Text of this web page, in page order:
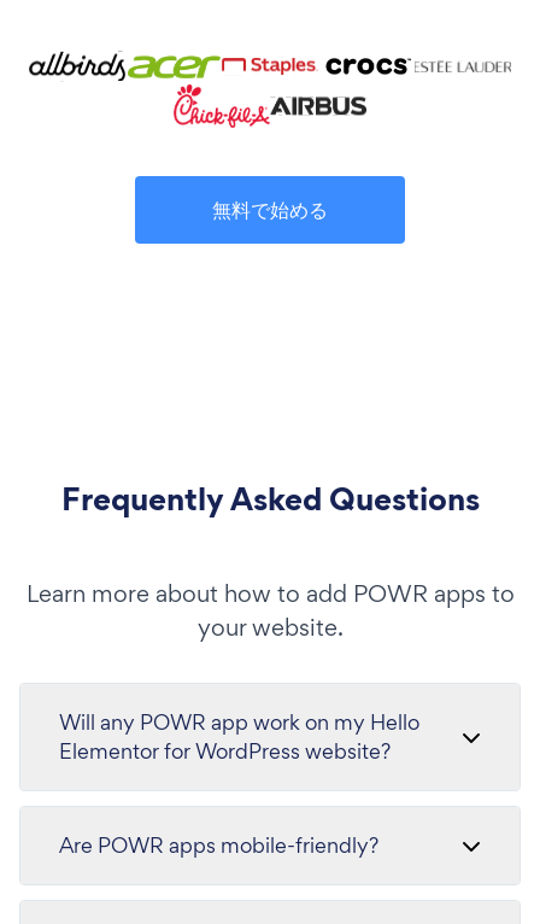
無料で始める
Frequently Asked Questions
Learn more about how to add POWR apps to
your website.
Will any POWR app work on my Hello
Elementor for WordPress website?
Are POWR apps mobile-friendly?